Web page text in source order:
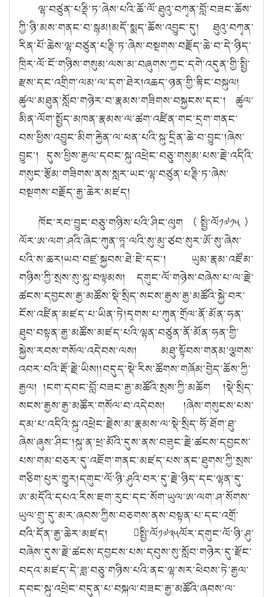
ལྷ་བཙུན་པཎྡི་ཏ་ཞེས་པའི་ཆོ་ལོ་ཐུའུ་བཀྭན་བློ་བཟང་ཆོས་
ཀྱི་ཉི་མས་གནང་བ་སྙམ།མདོ་སྨད་ཆོས་འབྱུང་དུ། ཐུའུ་བཀྭན་
རིན་པོ་ཆེས་ལྷ་བཙུན་པཎྡི་ཏ་ཞེས་བསྔགས་བརྗོད་ཆེ་བ་དེ་ཉིད་
ཁྲིར་ལོ་ངོ་གཉིས་གསུམ་ལས་མ་བཞུགས་ཀྱང་དགེ་འདུན་གྱི་སྤྱི་
རྫས་དང་འགྲིག་ལམ་ལ་དག་ཐེར།འཆད་ཉན་གྱི་རྟིང་བསྐུལ།
ཚུལ་མཐུན་སློབ་གཉེར་བ་རྣམས་གཟིགས་བསྐྱངས་དང་། ཚུལ་
མིན་ལོག་སྤྱོད་མཁན་རྣམས་ལ་ཚག་འཛིན་གང་དྲག་གནང་
བས་ཕྱིས་འབྱུང་མིག་རྐྱེན་ལ་ཕན་པའི་སྐུ་དྲིན་ཆེ་བ་བྱུང་།ཞེས་
བྱུང་། དུས་ཕྱིས་རྒྱལ་དབང་སྐུ་འཕྲེང་བཅུ་གསུམ་པས་རྗེ་འདིའི་
གསུང་རྩོམ་གཟིགས་ནས་སླར་ཡང་ལྷ་བཙུན་པཎྡི་ཏ་ཞེས་
བསྔགས་བརྗོད་རྒྱ་ཆེར་མཛད།
ཁོང་རབ་བྱུང་བཅུ་གཉིས་པའི་ཤིང་ལུག（སྤྱི་ལོ༡༧༡༥）
ལོར་ཨ་ལག་ཤའི་ཞེང་ཀུན་ཏཱ་ལའི་སུ་མུ་ཙབ་སུར་ཨོ་སུ་ཞེས་
པའི་ས་ཆར།ཡབ་བཛྲ་སྐྱབས་ཐེ་ཇེ་དང་། ཡུམ་རྣམ་འཛོམ་
གཉིས་ཀྱི་སྲས་སུ་སྐུ་བལྟམས། དགུང་ལོ་གཉེས་བཞེས་པ་ལ་རྗེ་
ཚངས་དབྱངས་རྒྱ་མཚོས་སྡེ་སྲིད་སངས་རྒྱས་རྒྱ་མཚོའི་སྐྱེ་བར་
ངོས་འཛིན་མཛད་པ་ཡིན་ཏེ།དྭགས་པ་ཀུན་གྲོལ་ནོ་མོན་ཧན་
ཐུབ་བསྟན་རྒྱ་མཚོས་མཛད་པའི་ལྷན་བཙུན་ནོ་མོན་ཧན་གྱི་
སྐྱེས་རབས་གསོལ་འདེབས་ལས། མཐུ་སྟོབས་གནམ་ལྕགས་
འབར་བའི་རྡོ་རྗེ་ཡིས།།བདུད་སྡེ་རིས་ཚོགས་གཞོམ་བྱེད་ཆོས་ཀྱི་
རྒྱལ། །ངག་དབང་བློ་བཟང་རྒྱ་མཚོའི་སྲས་ཀྱི་མཆོག །སྡེ་སྲིད་
སངས་རྒྱས་རྒྱ་མཚོར་གསོལ་བ་འདེབས། །ཞེས་གསུངས་པས་
དམ་པ་འདིའི་སྐུ་འཕྲེང་རྗེས་མ་རྣམས་ལ་སྡེ་སྲིད་ཧོ་ཐོག་ཐུ་
ཞེས་ཞུས་ཤིང་།སྐུ་ན་ཕྲ་མོའི་དུས་ནས་བཟུང་རྗེ་ཚངས་དབྱངས་
པས་གམ་བཅར་དུ་འཇོག་གནང་མཛད་པས་ནང་ཐུགས་ཀྱི་སྲས་
གཅིག་པུར་གྱུར།དགུང་ལོ་ཉི་ཤུའི་བར་དུ་རྗེ་ཉིད་དང་ལྷན་དུ་
ཨ་མདོའི་དཔའ་རིས་ཇག་རུང་དང་སོག་ཡུལ་ཨ་ལག་ཤ་སོགས་
ཡུལ་གྲུ་དུ་མར་ཞབས་ཀྱིས་བཅགས་ནས་བསྟན་པ་དང་འགྲོ་
བའི་དོན་རྒྱ་ཆེར་མཛད། སྤྱི་ལོ༡༧༣༥ལོར་དགུང་ལོ་ཉི་ཤུ་
བཞེས་དུས་རྗེ་ཚངས་དབྱངས་པས་དབུས་སུ་སློབ་གཉེར་དུ་རྫོང་
བདའ་མཛད་དེ་ཟླ་བཅུ་གཉིས་པའི་ནང་ལྷ་སར་ཕེབས་ཏེ་རྒྱལ་
དབང་སྐུ་འཕྲེང་བདུན་པ་བསྐལ་བཟང་རྒྱ་མཚོའི་ཞབས་ལ་